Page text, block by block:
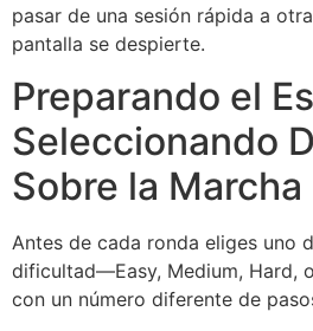
pasar de una sesión rápida a
pantalla se despierte.
Preparando el
Seleccionando
Sobre la Marcha
Antes de cada ronda eliges uno
dificultad—Easy, Medium, Hard,
con un número diferente de